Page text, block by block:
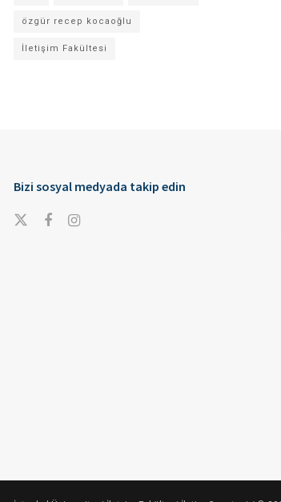
özgür recep kocaoğlu
İletişim Fakültesi
Bizi sosyal medyada takip edin